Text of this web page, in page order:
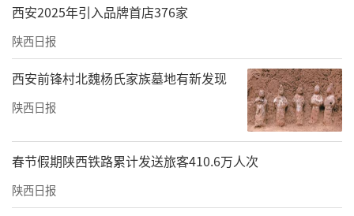
西安2025年引入品牌首店376家
陕西日报
西安前锋村北魏杨氏家族墓地有新发现
陕西日报
春节假期陕西铁路累计发送旅客410.6万人次
陕西日报